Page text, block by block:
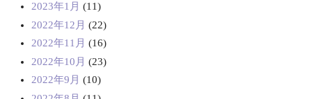
2023年1月 (11)
2022年12月 (22)
2022年11月 (16)
2022年10月 (23)
2022年9月 (10)